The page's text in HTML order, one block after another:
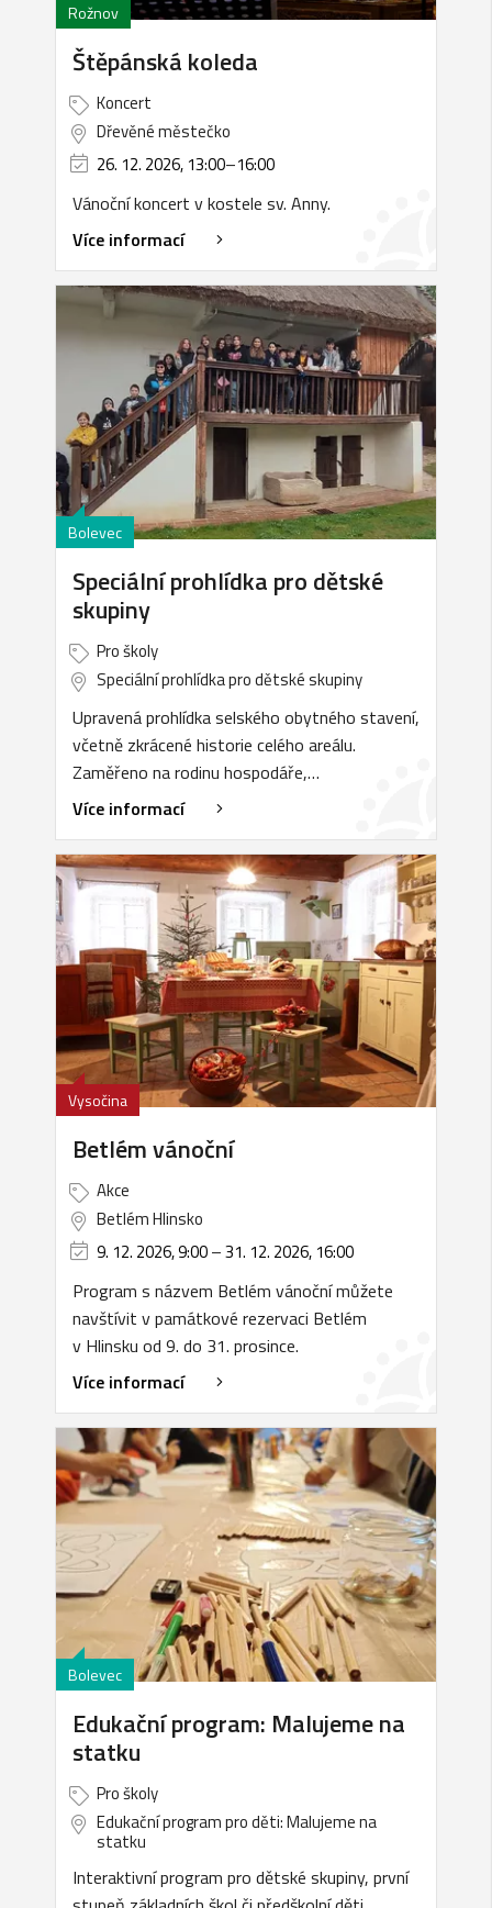
Rožnov
Štěpánská koleda
Koncert
Dřevěné městečko
26. 12. 2026, 13:00–16:00
Vánoční koncert v kostele sv. Anny.
Více informací
Bolevec
Speciální prohlídka pro dětské
skupiny
Pro školy
Speciální prohlídka pro dětské skupiny
Upravená prohlídka selského obytného stavení,
včetně zkrácené historie celého areálu.
Zaměřeno na rodinu hospodáře,…
Více informací
Vysočina
Betlém vánoční
Akce
Betlém Hlinsko
9. 12. 2026, 9:00–31. 12. 2026, 16:00
Program s názvem Betlém vánoční můžete
navštívit v památkové rezervaci Betlém
v Hlinsku od 9. do 31. prosince.
Více informací
Bolevec
Edukační program: Malujeme na
statku
Pro školy
Edukační program pro děti: Malujeme na
statku
Interaktivní program pro dětské skupiny, první